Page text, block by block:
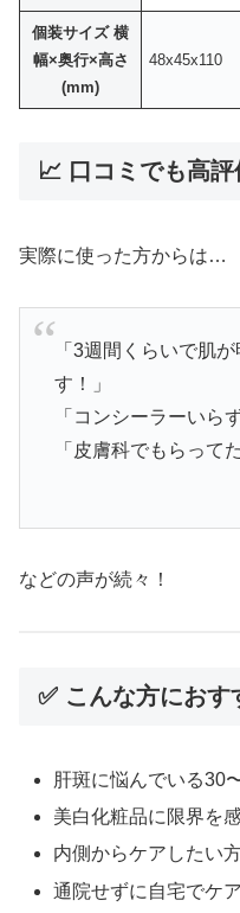
個装サイズ 横
幅×奥行×高さ
(mm)
48x45x110
📈 口コミでも高評
実際に使った方からは…
「3週間くらいで肌
す！」
「コンシーラーいら
「皮膚科でもらって
などの声が続々！
✅ こんな方におす
肝斑に悩んでいる30
美白化粧品に限界を
内側からケアしたい
通院せずに自宅でケ